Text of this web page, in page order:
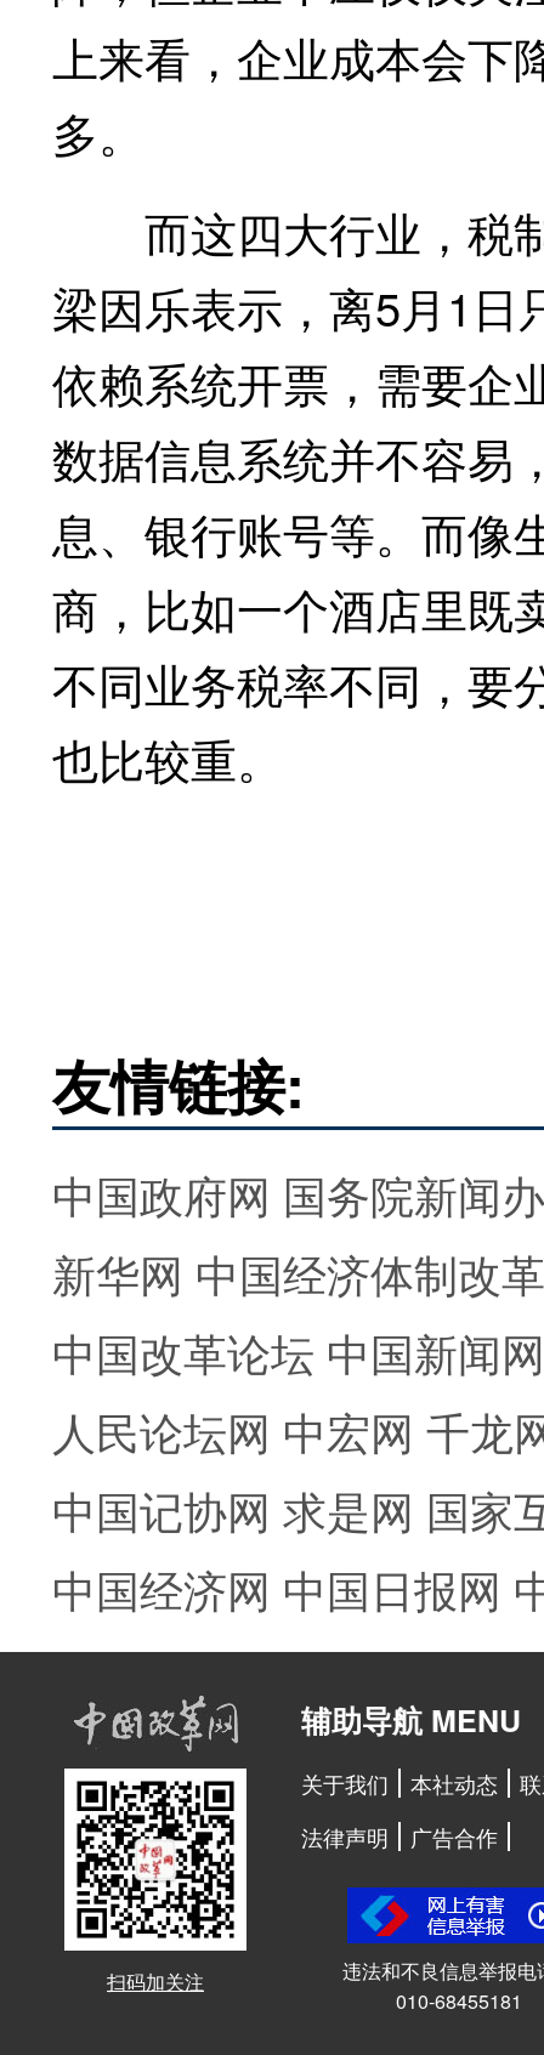
上来看，企业成本会下
多。
而这四大行业，税
梁因乐表示，离5月1日
依赖系统开票，需要企
数据信息系统并不容易
息、银行账号等。而像
商，比如一个酒店里既
不同业务税率不同，要
也比较重。
友情链接:
中国政府网 国务院新闻
新华网 中国经济体制改
中国改革论坛 中国新闻网
人民论坛网 中宏网 千龙
中国记协网 求是网 国家
中国经济网 中国日报网
扫码加关注
辅助导航 MENU
关于我们 本社动态
法律声明
广告合作
违法和不良信息举报电
010-68455181